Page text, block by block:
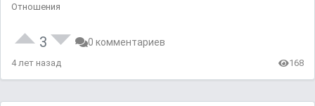
Отношения
3 0 комментариев
4 лет назад 168